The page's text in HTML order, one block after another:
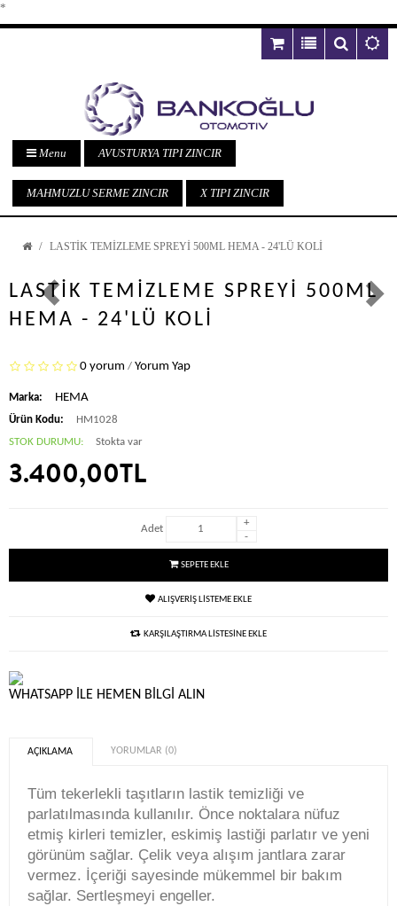
*
Menu AVUSTURYA TIPI ZINCIR
MAHMUZLU SERME ZINCIR X TIPI ZINCIR
LASTİK TEMİZLEME SPREYİ 500ML HEMA - 24'LÜ KOLİ
LASTİK TEMİZLEME SPREYİ 500ML
HEMA - 24'LÜ KOLİ
0 yorum / Yorum Yap
Marka: HEMA
Ürün Kodu:
HM1028
STOK DURUMU:
Stokta var
3.400,00TL
Adet
+
-
SEPETE EKLE
ALIŞVERIŞ LISTEME EKLE
KARŞILAŞTIRMA LISTESINE EKLE
WHATSAPP ILE HEMEN BILGI ALIN
AÇIKLAMA YORUMLAR (0)
Tüm tekerlekli taşıtların lastik temizliği ve
parlatılmasında kullanılır. Önce noktalara nüfuz
etmiş kirleri temizler, eskimiş lastiği parlatır ve yeni
görünüm sağlar. Çelik veya alışım jantlara zarar
vermez. İçeriği sayesinde mükemmel bir bakım
sağlar. Sertleşmeyi engeller.